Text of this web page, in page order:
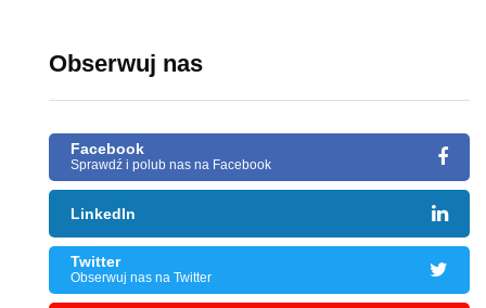
Obserwuj nas
Facebook
Sprawdź i polub nas na Facebook
LinkedIn
Twitter
Obserwuj nas na Twitter